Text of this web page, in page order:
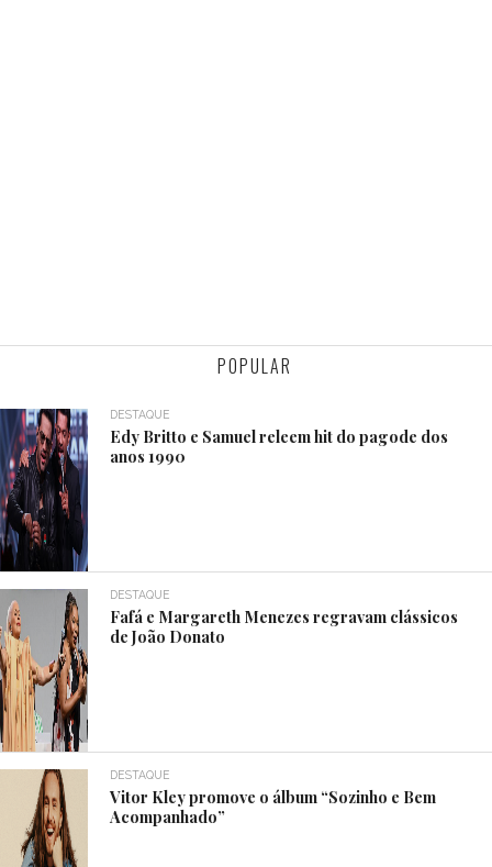
POPULAR
DESTAQUE
Edy Britto e Samuel releem hit do pagode dos
anos 1990
DESTAQUE
Fafá e Margareth Menezes regravam clássicos
de João Donato
DESTAQUE
Vitor Kley promove o álbum “Sozinho e Bem
Acompanhado”